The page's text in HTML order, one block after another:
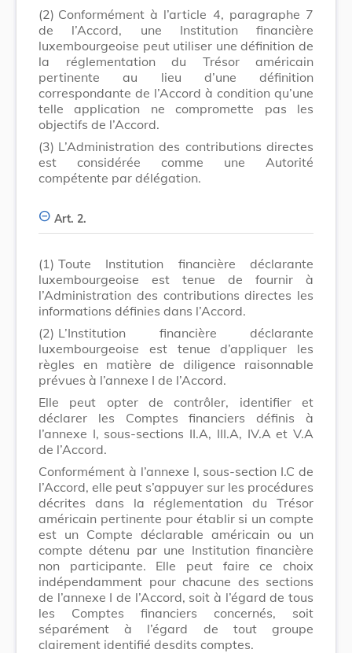
(2) Conformément à l’article 4, paragraphe 7
de l’Accord, une Institution financière
luxembourgeoise peut utiliser une définition de
la réglementation du Trésor américain
pertinente au lieu d’une définition
correspondante de l’Accord à condition qu’une
telle application ne compromette pas les
objectifs de l’Accord.
(3) L’Administration des contributions directes
est considérée comme une Autorité
compétente par délégation.
Art. 2.
(1) Toute Institution financière déclarante
luxembourgeoise est tenue de fournir à
l’Administration des contributions directes les
informations définies dans l’Accord.
(2) L’Institution financière déclarante
luxembourgeoise est tenue d’appliquer les
règles en matière de diligence raisonnable
prévues à l’annexe I de l’Accord.
Elle peut opter de contrôler, identifier et
déclarer les Comptes financiers définis à
l’annexe I, sous-sections II.A, III.A, IV.A et V.A
de l’Accord.
Conformément à l’annexe I, sous-section I.C de
l’Accord, elle peut s’appuyer sur les procédures
décrites dans la réglementation du Trésor
américain pertinente pour établir si un compte
est un Compte déclarable américain ou un
compte détenu par une Institution financière
non participante. Elle peut faire ce choix
indépendamment pour chacune des sections
de l’annexe I de l’Accord, soit à l’égard de tous
les Comptes financiers concernés, soit
séparément à l’égard de tout groupe
clairement identifié desdits comptes.